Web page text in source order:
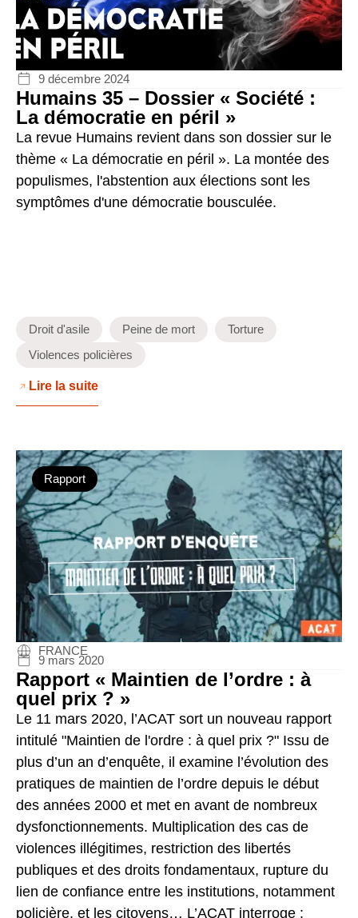
9 décembre 2024
Humains 35 – Dossier « Société :
La démocratie en péril »
La revue Humains revient dans son dossier sur le
thème « La démocratie en péril ». La montée des
populismes, l'abstention aux élections sont les
symptômes d'une démocratie bousculée.
Droit d'asile Peine de mort
Torture
Violences policières
Lire la suite
Rapport
FRANCE
9 mars 2020
Rapport « Maintien de l’ordre : à
quel prix ? »
Le 11 mars 2020, l’ACAT sort un nouveau rapport
intitulé "Maintien de l'ordre : à quel prix ?" Issu de
plus d’un an d’enquête, il examine l’évolution des
pratiques de maintien de l’ordre depuis le début
des années 2000 et met en avant de nombreux
dysfonctionnements. Multiplication des cas de
violences illégitimes, restriction des libertés
publiques et des droits fondamentaux, rupture du
lien de confiance entre les institutions, notamment
policière, et les citoyens… L’ACAT interroge :